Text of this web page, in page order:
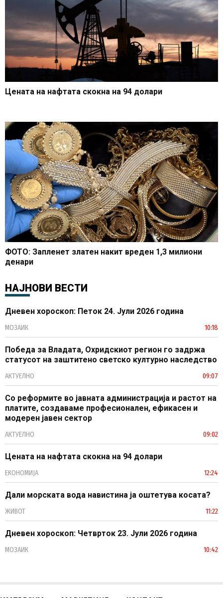
Цената на нафтата скокна на 94 долари
ФОТО: Запленет златен накит вреден 1,3 милиони
денари
НАЈНОВИ ВЕСТИ
Дневен хороскоп: Петок 24. Јули 2026 година
МОЗАИК 10:18
Победа за Владата, Охридскиот регион го задржа
статусот на заштитено светско културно наследство
АКТУЕЛНО 09:07
Со реформите во јавната администрација и растот на
платите, создаваме професионален, ефикасен и
модерен јавен сектор
АКТУЕЛНО 09:02
Цената на нафтата скокна на 94 долари
ЕКОНОМИЈА 12:24
Дали морската вода навистина ја оштетува косата?
ЖИВОТ 11:22
Дневен хороскоп: Четврток 23. Јули 2026 година
МОЗАИК 10:42